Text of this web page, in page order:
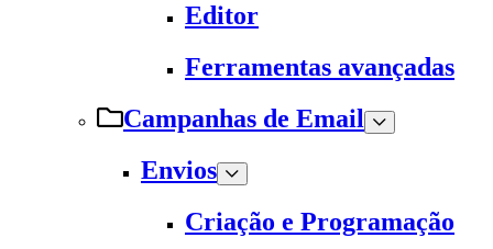
Editor
Ferramentas avançadas
Campanhas de Email
Envios
Criação e Programação